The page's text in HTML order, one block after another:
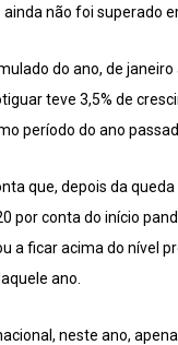
não foi superado
do ano, de janeiro
teve 3,5% de
período do ano
que, depois da
por conta do início
a ficar acima do nível
ano.
neste ano,